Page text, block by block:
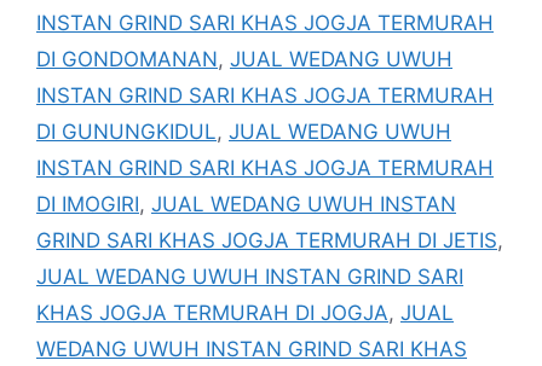
INSTAN GRIND SARI KHAS JOGJA TERMURAH
DI GONDOMANAN, JUAL WEDANG UWUH
INSTAN GRIND SARI KHAS JOGJA TERMURAH
DI GUNUNGKIDUL, JUAL WEDANG UWUH
INSTAN GRIND SARI KHAS JOGJA TERMURAH
DI IMOGIRI, JUAL WEDANG UWUH INSTAN
GRIND SARI KHAS JOGJA TERMURAH DI JETIS,
JUAL WEDANG UWUH INSTAN GRIND SARI
KHAS JOGJA TERMURAH DI JOGJA, JUAL
WEDANG UWUH INSTAN GRIND SARI KHAS